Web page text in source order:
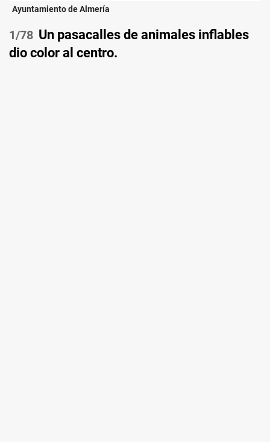
Ayuntamiento de Almería
/78 Un pasacalles de animales inflables
dio color al centro.